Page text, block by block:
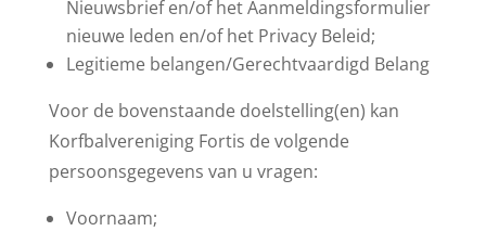
Nieuwsbrief en/of het Aanmeldingsformulier
nieuwe leden en/of het Privacy Beleid;
Legitieme belangen/Gerechtvaardigd Belang
Voor de bovenstaande doelstelling(en) kan
Korfbalvereniging Fortis de volgende
persoonsgegevens van u vragen:
Voornaam;